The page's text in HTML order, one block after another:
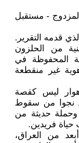
- مستقبل
قدمه التقرير.
من الحلزون
المحفوظة في
غير منقطعة
ليس كقصة
نجوا من سقوط
وحملة حديثة من
حياة فريدين.
من العراق،